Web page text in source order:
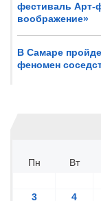
фестиваль Арт-
воображение»
В Самаре
феномен
Пн
Вт
3
4